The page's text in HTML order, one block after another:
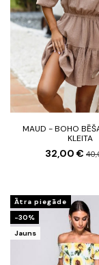
MAUD - BOHO
KLEITA
32,00 €
Ātra piegāde
-30%
Jauns